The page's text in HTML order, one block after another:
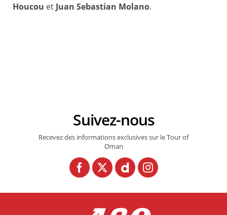
Houcou et Juan Sebastian Molano.
Suivez-nous
Recevez des informations exclusives sur le Tour of
Oman